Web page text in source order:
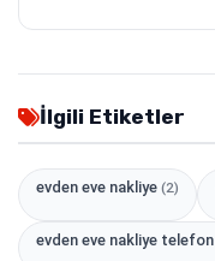
İlgili Etiketler
evden eve nakliye (2)
evden eve nakliye telefon